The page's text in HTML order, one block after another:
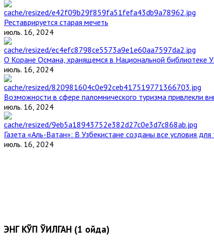
Реставрируется старая мечеть
июль. 16, 2024
О Коране Османа, хранящемся в Национальной библиотеке
июль. 16, 2024
Возможности в сфере паломнического туризма привлекли
июль. 16, 2024
Газета «Аль-Ватан»: В Узбекистане созданы все условия для
июль. 16, 2024
ЭНГ КЎП ЎҚИЛГАН (1 ойда)